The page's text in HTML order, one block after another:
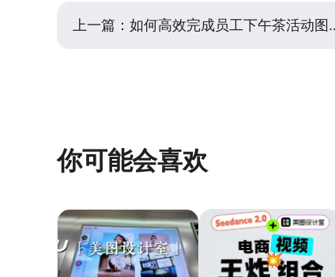
上一篇： 如何高效完成员工下午茶活动图文设计？零基础指南
你可能会喜欢